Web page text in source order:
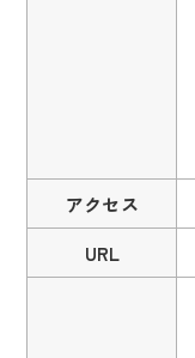
アクセス
URL